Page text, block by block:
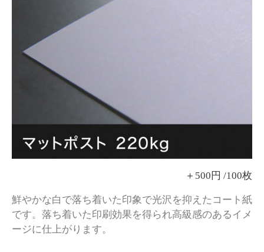
＋500円 /100枚
鮮やかな白で落ち着いた印象で光沢を抑えたコート紙
です。 落ち着いた印刷効果を得られ高級感のあるイメ
ージに仕上がります。